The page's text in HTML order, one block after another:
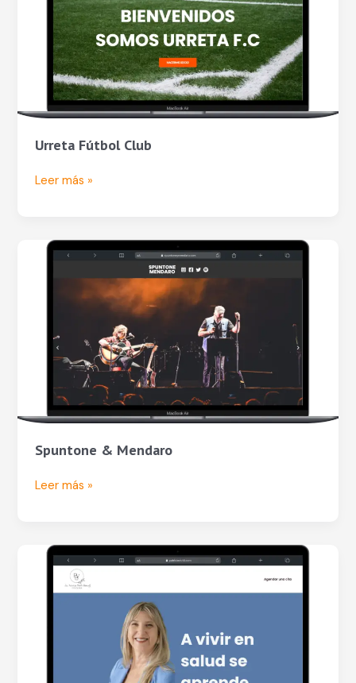
Urreta Fútbol Club
Leer más »
Spuntone & Mendaro
Spuntone
Leer más »
Patricia
Viotti